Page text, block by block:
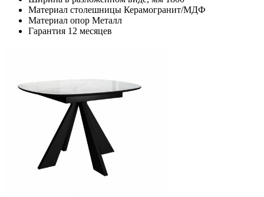
Материал столешницы Керамогранит/МДФ
Материал опор Металл
Гарантия 12 месяцев